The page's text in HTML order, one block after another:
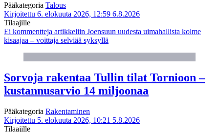
Pääkategoria Talous
Kirjoitettu 6. elokuuta 2026, 12:59 6.8.2026
Tilaajille
Ei kommentteja artikkeliin Joensuun uudesta uimahallista kolme
kisaajaa – voittaja selviää syksyllä
Sorvoja rakentaa Tullin tilat Tornioon –
kustannusarvio 14 miljoonaa
Pääkategoria Rakentaminen
Kirjoitettu 5. elokuuta 2026, 10:21 5.8.2026
Tilaajille